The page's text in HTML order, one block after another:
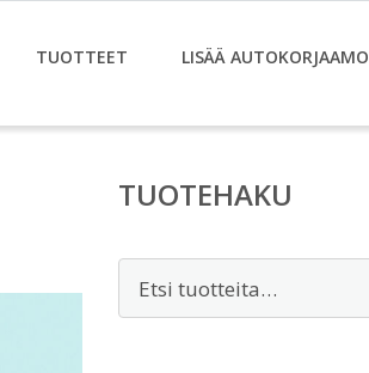
TUOTTEET LISÄÄ AUTOKORJAAMO
TUOTEHAKU